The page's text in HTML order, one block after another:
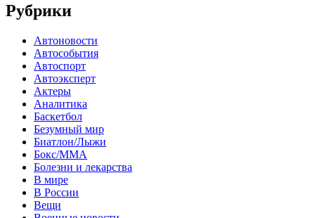
Рубрики
Автоновости
Автособытия
Автоспорт
Автоэксперт
Актеры
Аналитика
Баскетбол
Безумный мир
Биатлон/Лыжи
Бокс/MMA
Болезни и лекарства
В мире
В России
Вещи